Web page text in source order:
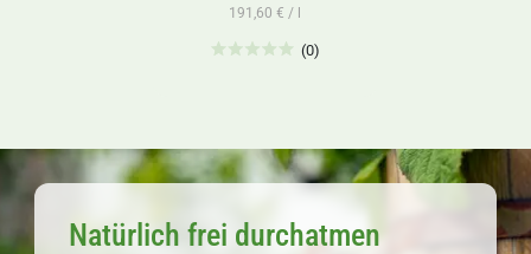
191,60 € / l
(0)
Natürlich frei durchatmen